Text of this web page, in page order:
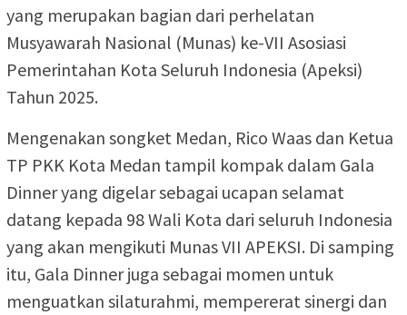
yang merupakan bagian dari perhelatan
Musyawarah Nasional (Munas) ke-VII Asosiasi
Pemerintahan Kota Seluruh Indonesia (Apeksi)
Tahun 2025.
Mengenakan songket Medan, Rico Waas dan Ketua
TP PKK Kota Medan tampil kompak dalam Gala
Dinner yang digelar sebagai ucapan selamat
datang kepada 98 Wali Kota dari seluruh Indonesia
yang akan mengikuti Munas VII APEKSI. Di samping
itu, Gala Dinner juga sebagai momen untuk
menguatkan silaturahmi, mempererat sinergi dan